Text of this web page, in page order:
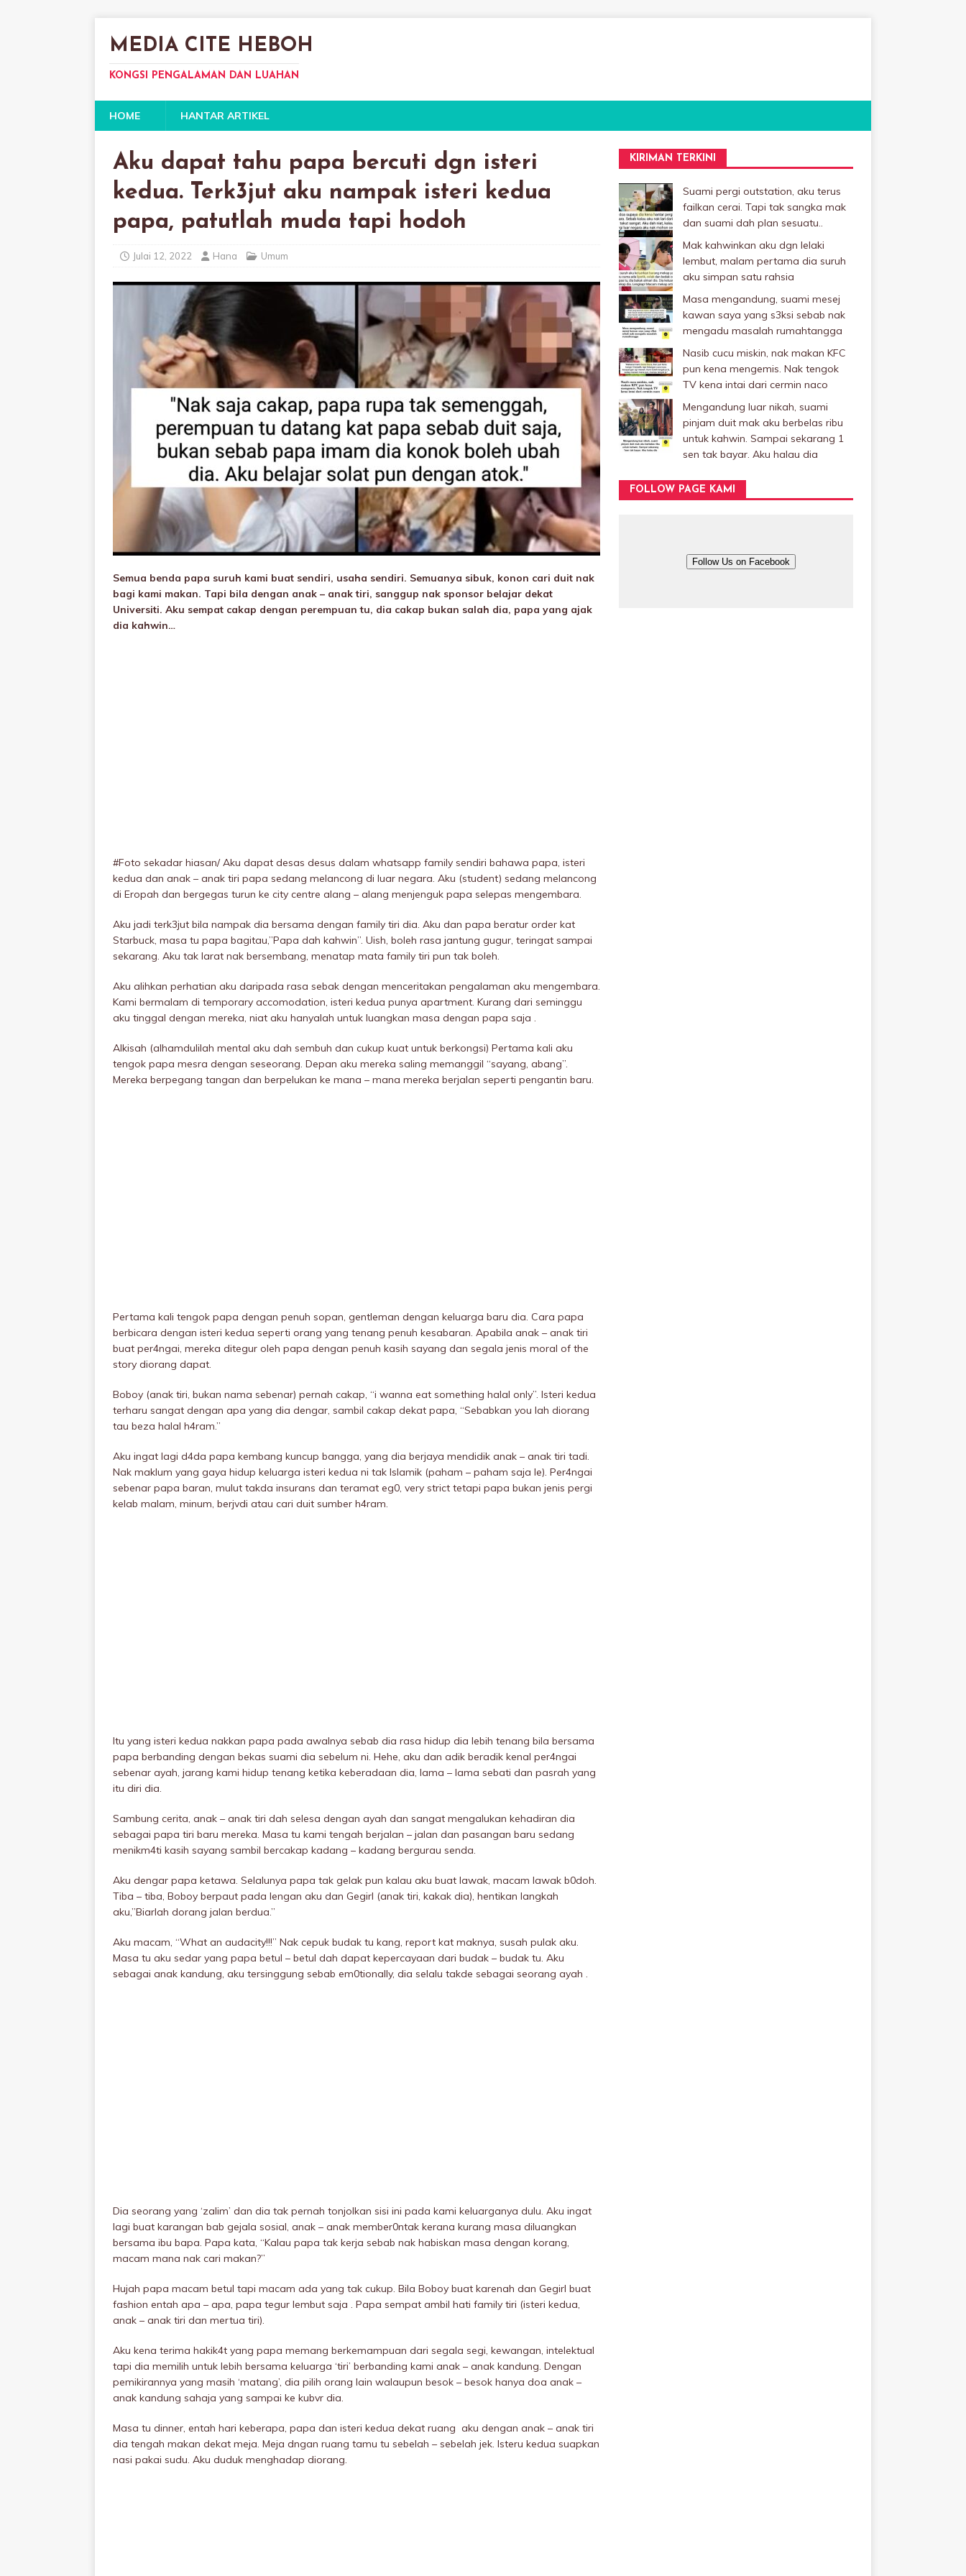
MEDIA CITE HEBOH
KONGSI PENGALAMAN DAN LUAHAN
HOME HANTAR ARTIKEL
Aku dapat tahu papa bercuti dgn isteri
kedua. Terk3jut aku nampak isteri kedua
papa, patutlah muda tapi hodoh
Julai 12, 2022 Hana Umum
Semua benda papa suruh kami buat sendiri, usaha sendiri. Semuanya sibuk, konon cari duit nak
bagi kami makan. Tapi bila dengan anak – anak tiri, sanggup nak sponsor belajar dekat
Universiti. Aku sempat cakap dengan perempuan tu, dia cakap bukan salah dia, papa yang ajak
dia kahwin…
#Foto sekadar hiasan/ Aku dapat desas desus dalam whatsapp family sendiri bahawa papa, isteri
kedua dan anak – anak tiri papa sedang melancong di luar negara. Aku (student) sedang melancong
di Eropah dan bergegas turun ke city centre alang – alang menjenguk papa selepas mengembara.
Aku jadi terk3jut bila nampak dia bersama dengan family tiri dia. Aku dan papa beratur order kat
Starbuck, masa tu papa bagitau,”Papa dah kahwin”. Uish, boleh rasa jantung gugur, teringat sampai
sekarang. Aku tak larat nak bersembang, menatap mata family tiri pun tak boleh.
Aku alihkan perhatian aku daripada rasa sebak dengan menceritakan pengalaman aku mengembara.
Kami bermalam di temporary accomodation, isteri kedua punya apartment. Kurang dari seminggu
aku tinggal dengan mereka, niat aku hanyalah untuk luangkan masa dengan papa saja .
Alkisah (alhamdulilah mentaI aku dah sembuh dan cukup kuat untuk berkongsi) Pertama kali aku
tengok papa mesra dengan seseorang. Depan aku mereka saling memanggil “sayang, abang”.
Mereka berpegang tangan dan berpeIukan ke mana – mana mereka berjalan seperti pengantin baru.
Pertama kali tengok papa dengan penuh sopan, gentleman dengan keluarga baru dia. Cara papa
berbicara dengan isteri kedua seperti orang yang tenang penuh kesabaran. Apabila anak – anak tiri
buat per4ngai, mereka ditegur oleh papa dengan penuh kasih sayang dan segala jenis moral of the
story diorang dapat.
Boboy (anak tiri, bukan nama sebenar) pernah cakap, “i wanna eat something halal only”. Isteri kedua
terharu sangat dengan apa yang dia dengar, sambil cakap dekat papa, “Sebabkan you lah diorang
tau beza halal h4ram.”
Aku ingat lagi d4da papa kembang kuncup bangga, yang dia berjaya mendidik anak – anak tiri tadi.
Nak maklum yang gaya hidup keluarga isteri kedua ni tak Islamik (paham – paham saja le). Per4ngai
sebenar papa baran, mulut takda insurans dan teramat eg0, very strict tetapi papa bukan jenis pergi
kelab malam, minum, berjvdi atau cari duit sumber h4ram.
Itu yang isteri kedua nakkan papa pada awalnya sebab dia rasa hidup dia lebih tenang bila bersama
papa berbanding dengan bekas suami dia sebelum ni. Hehe, aku dan adik beradik kenal per4ngai
sebenar ayah, jarang kami hidup tenang ketika keberadaan dia, lama – lama sebati dan pasrah yang
itu diri dia.
Sambung cerita, anak – anak tiri dah selesa dengan ayah dan sangat mengaIukan kehadiran dia
sebagai papa tiri baru mereka. Masa tu kami tengah berjalan – jalan dan pasangan baru sedang
menikm4ti kasih sayang sambil bercakap kadang – kadang bergurau senda.
Aku dengar papa ketawa. Selalunya papa tak gelak pun kalau aku buat lawak, macam lawak b0doh.
Tiba – tiba, Boboy berpaut pada lengan aku dan Gegirl (anak tiri, kakak dia), hentikan langkah
aku,”Biarlah dorang jalan berdua.”
Aku macam, “What an audacity!!!” Nak cepuk budak tu kang, report kat maknya, susah pulak aku.
Masa tu aku sedar yang papa betul – betul dah dapat kepercayaan dari budak – budak tu. Aku
sebagai anak kandung, aku tersinggung sebab em0tionally, dia selalu takde sebagai seorang ayah .
Dia seorang yang ‘zaIim’ dan dia tak pernah tonjolkan sisi ini pada kami keluarganya dulu. Aku ingat
lagi buat karangan bab gejala sosiaI, anak – anak member0ntak kerana kurang masa diluangkan
bersama ibu bapa. Papa kata, “Kalau papa tak kerja sebab nak habiskan masa dengan korang,
macam mana nak cari makan?”
Hujah papa macam betul tapi macam ada yang tak cukup. Bila Boboy buat karenah dan Gegirl buat
fashion entah apa – apa, papa tegur lembut saja . Papa sempat ambil hati family tiri (isteri kedua,
anak – anak tiri dan mertua tiri).
Aku kena terima hakik4t yang papa memang berkemampuan dari segala segi, kewangan, intelektual
tapi dia memilih untuk lebih bersama keluarga ‘tiri’ berbanding kami anak – anak kandung. Dengan
pemikirannya yang masih ‘matang’, dia pilih orang lain walaupun besok – besok hanya doa anak –
anak kandung sahaja yang sampai ke kubvr dia.
Masa tu dinner, entah hari keberapa, papa dan isteri kedua dekat ruang aku dengan anak – anak tiri
dia tengah makan dekat meja. Meja dngan ruang tamu tu sebeIah – sebeIah jek. Isteru kedua suapkan
nasi pakai sudu. Aku duduk menghadap diorang.
KIRIMAN TERKINI
Suami pergi outstation, aku terus
failkan cerai. Tapi tak sangka mak
dan suami dah plan sesuatu..
Mak kahwinkan aku dgn lelaki
Iembut, malam pertama dia suruh
aku simpan satu rahsia
Masa mengandung, suami mesej
kawan saya yang s3ksi sebab nak
mengadu masalah rumahtangga
Nasib cucu miskin, nak makan KFC
pun kena mengemis. Nak tengok
TV kena intai dari cermin naco
Mengandung luar nikah, suami
pinjam duit mak aku berbelas ribu
untuk kahwin. Sampai sekarang 1
sen tak bayar. Aku halau dia
FOLLOW PAGE KAMI
Follow Us on Facebook